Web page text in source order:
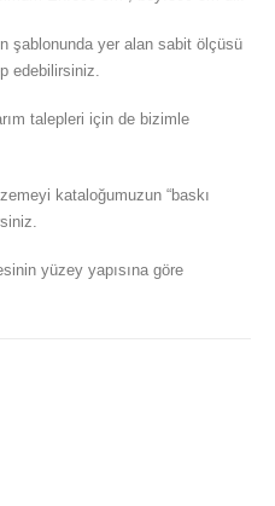
şablonunda yer alan sabit ölçüsü
edebilirsiniz.
talepleri için de bizimle
kataloğumuzun “baskı
yüzey yapısına göre